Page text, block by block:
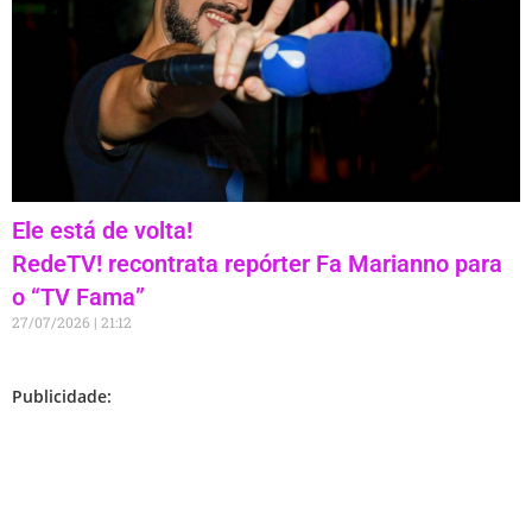
Ele está de volta!
RedeTV! recontrata repórter Fa Marianno para
o “TV Fama”
27/07/2026 21:12
Publicidade: